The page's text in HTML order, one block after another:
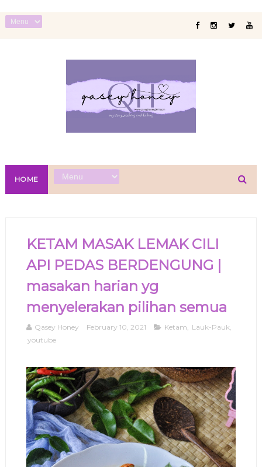
HOME
KETAM MASAK LEMAK CILI
API PEDAS BERDENGUNG |
masakan harian yg
menyelerakan pilihan semua
Qasey Honey February 10, 2021 Ketam Lauk-Pauk
youtube